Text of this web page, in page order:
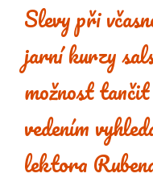
Slevy při
jarní kurzy
možnost
vedením
lektora